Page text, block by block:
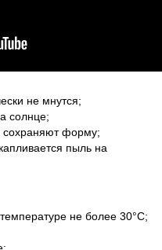
не мнутся;
солнце;
сохраняют форму;
пыль на
не более 30°C;